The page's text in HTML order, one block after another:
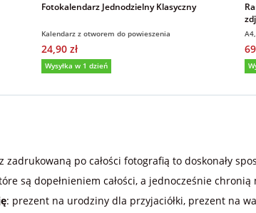
Fotokalendarz Jednodzielny Klasyczny
Kalendarz z otworem do powieszenia
24,90 zł
Wysyłka w 1 dzień
z zadrukowaną po całości fotografią to doskonały
są dopełnieniem całości, a jednocześnie
: prezent na urodziny dla przyjaciółki, prezent na